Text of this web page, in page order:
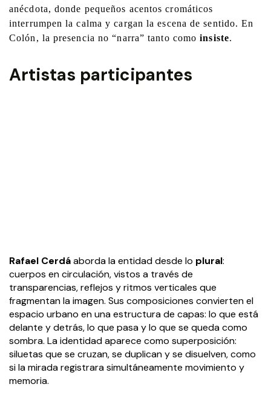
anécdota, donde pequeños acentos cromáticos
interrumpen la calma y cargan la escena de sentido. En
Colón, la presencia no “narra” tanto comoinsiste.
Artistas participantes
Rafael Cerdáaborda la entidad desde lo plural:
cuerpos en circulación, vistos a través de
transparencias, reflejos y ritmos verticales que
fragmentan la imagen. Sus composiciones convierten el
espacio urbano en una estructura de capas: lo que está
delante y detrás, lo que pasa y lo que se queda como
sombra. La identidad aparece como superposición:
siluetas que se cruzan, se duplican y se disuelven, como
si la mirada registrara simultáneamente movimiento y
memoria.